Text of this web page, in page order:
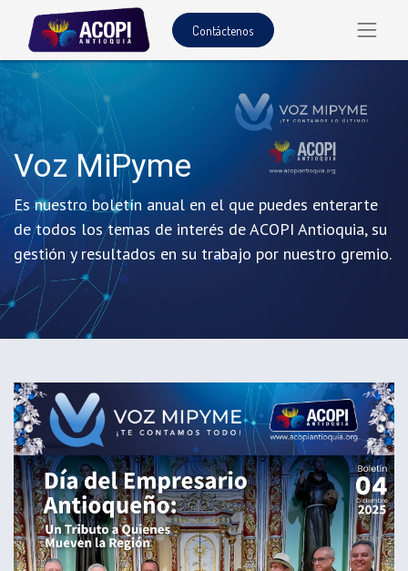
Contáctenos
Voz MiPyme
Es nuestro boletín anual en el que puedes enterarte
de todos los temas de interés de ACOPI Antioquia, su
gestión y resultados en su trabajo por nuestro gremio.